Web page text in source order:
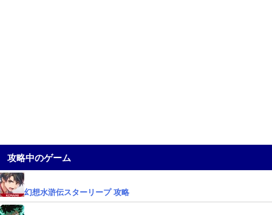
攻略中のゲーム
幻想水滸伝スターリープ 攻略